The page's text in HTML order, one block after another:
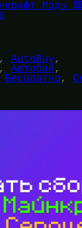
Моды 🟩
, AutoBuy
Автобай
Бесплатно,